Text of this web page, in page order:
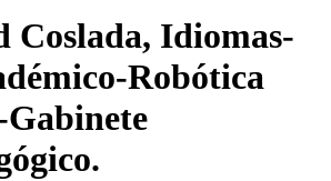
Coslada, Idiomas-
Robótica